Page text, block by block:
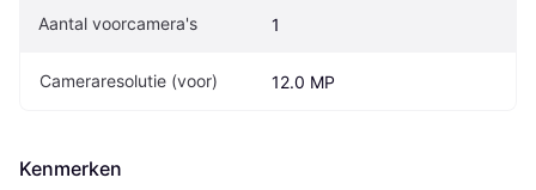
Aantal voorcamera's 1
Cameraresolutie (voor) 12.0 MP
Kenmerken